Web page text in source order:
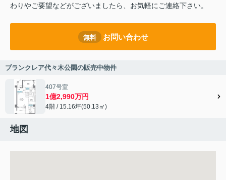
わりやご要望などがございましたら、お気軽にご連絡下さい。
無料 お問い合わせ
ブランクレア代々木公園の販売中物件
407号室
1億2,990万円
4階 / 15.16坪(50.13㎡)
地図